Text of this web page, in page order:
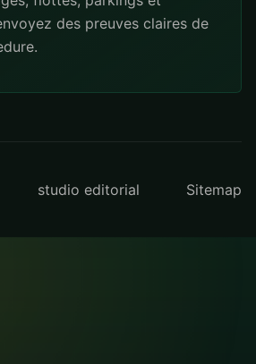
des preuves claires de
studio editorial Sitemap